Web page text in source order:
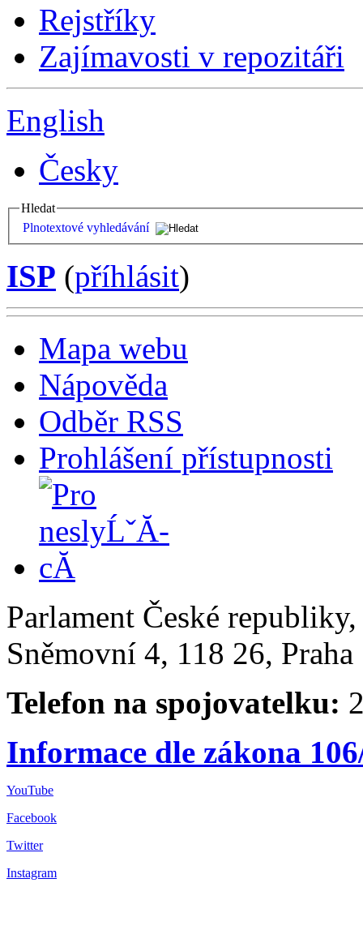
Rejstříky
Zajímavosti v repozitáři
English
Česky
Hledat
Plnotextové vyhledávání
ISP (příhlásit)
Mapa webu
Nápověda
Odběr RSS
Prohlášení přístupnosti
Parlament České
Sněmovní 4, 118 26,
Telefon na spojovatelku:
Informace dle zákona
YouTube
Facebook
Twitter
Instagram